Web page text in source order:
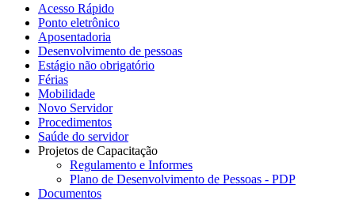
Acesso Rápido
Ponto eletrônico
Aposentadoria
Desenvolvimento de pessoas
Estágio não obrigatório
Férias
Mobilidade
Novo Servidor
Procedimentos
Saúde do servidor
Projetos de Capacitação
Regulamento e Informes
Plano de Desenvolvimento de Pessoas - PDP
Documentos